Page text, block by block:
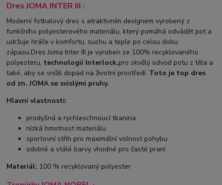
Dres JOMA INTER III :
Moderní fotbalový dres s atraktivním designem vyrobený z
funkčního polyesterového materiálu, který pomáhá odvádět pot a
udržuje hráče v komfortu, suchu a teple po celou dobu
zápasu.Dres Joma Inter III je vyroben ze 100% recyklovaného
polyesteru, technologií Interlock,pro skvělý odvod potu z těla a
také, aby se snížil dopad na životní prostředí. Toto je top dres
od zn. JOMA se svislými pruhy.
Hlavní vlastnosti:
prodyšná a rychleschnoucí tkanina
nízká hmotnost materiálu
sportovní střih pro maximální volnost pohybu
odolné a stálé barvy vhodné pro časté praní
Materiál: 100 % recyklovaný polyester